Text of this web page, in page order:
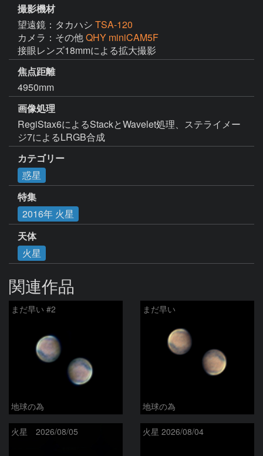
撮影機材
望遠鏡：タカハシ TSA-120
カメラ：その他QHY miniCAM5F
接眼レンズ18mmによる拡大撮影
焦点距離
4950mm
画像処理
RegiStax6によるStackとWavelet処理、ステライメー
ジ7によるLRGB合成
カテゴリー
惑星
特集
2016年 火星
天体
火星
関連作品
まだ早い #2
地球の為
まだ早い
地球の為
火星 2026/08/05 火星 2026/08/04